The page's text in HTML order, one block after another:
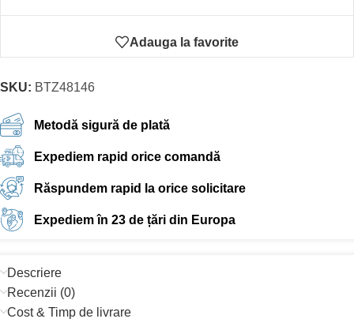
Adauga la favorite
SKU: BTZ48146
Metodă sigură de plată
Expediem rapid orice comandă
Răspundem rapid la orice solicitare
Expediem în 23 de țări din Europa
Descriere
Recenzii (0)
Cost & Timp de livrare